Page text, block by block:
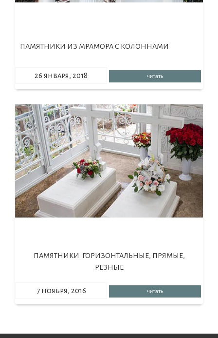
ПАМЯТНИКИ ИЗ МРАМОРА С КОЛОННАМИ
26 января, 2018 читать
ПАМЯТНИКИ: ГОРИЗОНТАЛЬНЫЕ, ПРЯМЫЕ,
РЕЗНЫЕ
7 ноября, 2016 читать